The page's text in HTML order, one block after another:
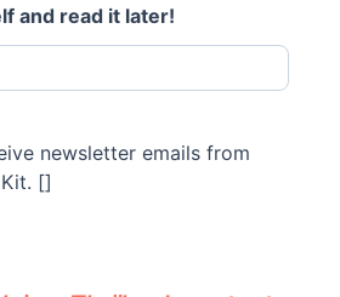
and read it later!
newsletter emails from
[]